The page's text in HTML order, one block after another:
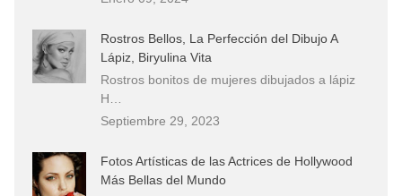
Rostros Bellos, La Perfección del Dibujo A
Lápiz, Biryulina Vita
Rostros bonitos de mujeres dibujados a lápiz
H…
Septiembre 29, 2023
Fotos Artísticas de las Actrices de Hollywood
Más Bellas del Mundo